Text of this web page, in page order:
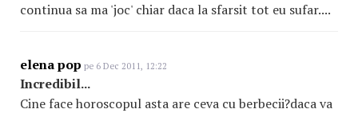
continua sa ma 'joc' chiar daca la sfarsit tot eu sufar....
elena pop pe 6 Dec 2011, 12:22
Incredibil...
Cine face horoscopul asta are ceva cu berbecii?daca va